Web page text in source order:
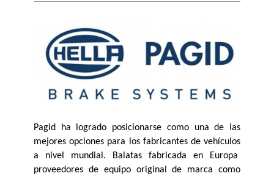
Pagid ha logrado posicionarse como una de las
mejores opciones para los fabricantes de vehículos
a nivel mundial. Balatas fabricada en Europa
proveedores de equipo original de marca como